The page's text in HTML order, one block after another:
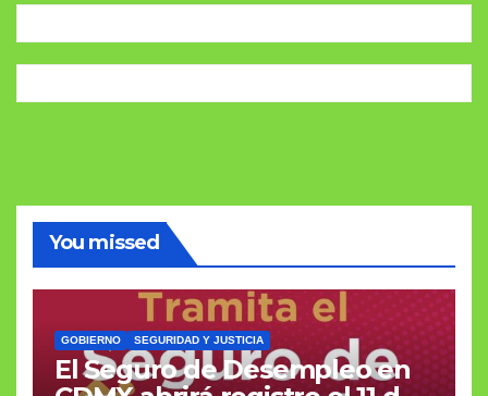
You missed
GOBIERNO SEGURIDAD Y JUSTICIA
El Seguro de Desempleo en